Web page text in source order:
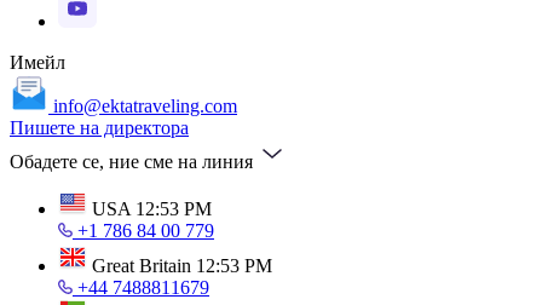
Имейл
info@ektatraveling.com
Пишете на директора
Обадете се, ние сме на линия
USA 12:53 PM
+1 786 84 00 779
Great Britain 12:53 PM
+44 7488811679